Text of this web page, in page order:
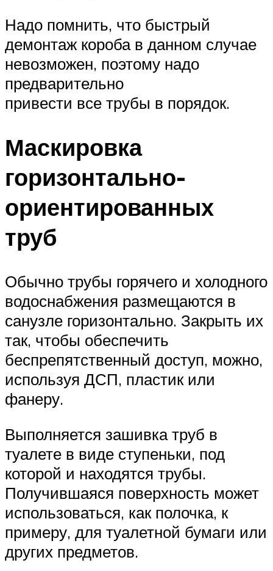
Надо помнить, что быстрый
демонтаж короба в данном случае
невозможен, поэтому надо
предварительно
привести все трубы в порядок.
Маскировка
горизонтально-
ориентированных
труб
Обычно трубы горячего и холодного
водоснабжения размещаются в
санузле горизонтально. Закрыть их
так, чтобы обеспечить
беспрепятственный доступ, можно,
используя ДСП, пластик или
фанеру.
Выполняется зашивка труб в
туалете в виде ступеньки, под
которой и находятся трубы.
Получившаяся поверхность может
использоваться, как полочка, к
примеру, для туалетной бумаги или
других предметов.